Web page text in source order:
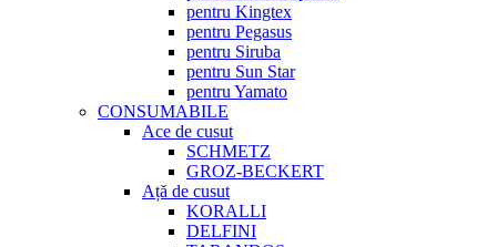
pentru Kingtex
pentru Pegasus
pentru Siruba
pentru Sun Star
pentru Yamato
CONSUMABILE
Ace de cusut
SCHMETZ
GROZ-BECKERT
Ață de cusut
KORALLI
DELFINI